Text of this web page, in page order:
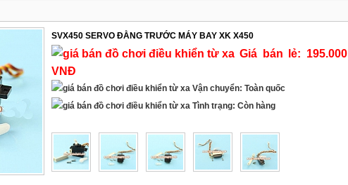
SVX450 SERVO ĐẰNG TRƯỚC MÁY BAY XK X450
Giá bán lẻ: 195.000
VNĐ
Vận chuyển: Toàn quốc
Tình trạng: Còn hàng